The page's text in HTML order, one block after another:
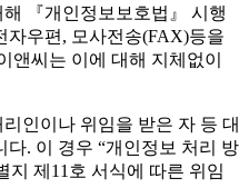
『개인정보보호법』 시행
자우편, 모사전송(FAX)등을
앤씨는 이에 대해 지체없이
인이나 위임을 받은 자 등 대
. 이 경우 “개인정보 처리 방
지 제11호 서식에 따른 위임